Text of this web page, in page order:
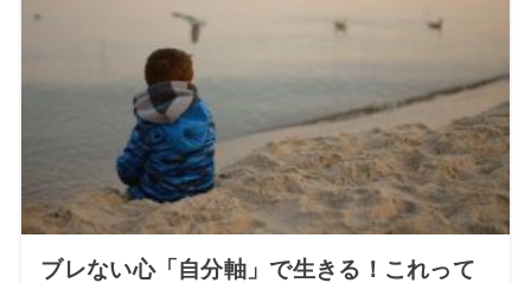
ブレない心「自分軸」で生きる！これって